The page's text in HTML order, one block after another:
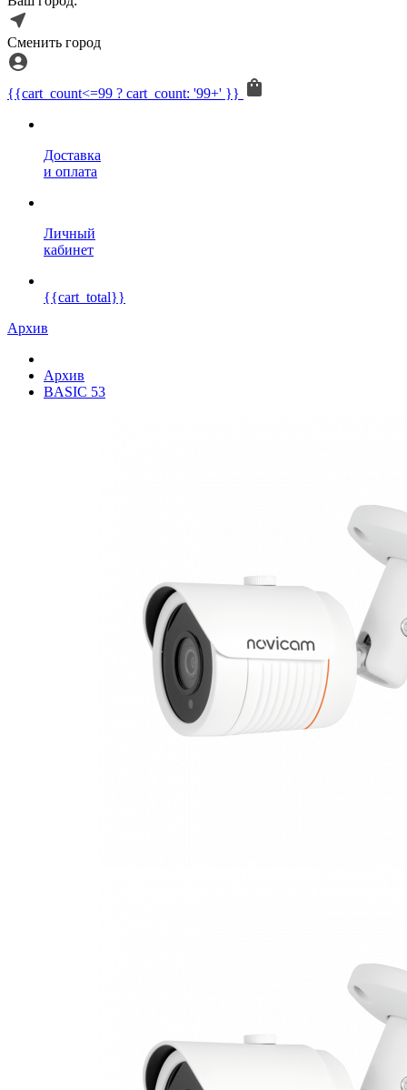
Сменить город
{{cart_count<=99 ? cart_count: '99+' }}
Доставка
и оплата
Личный
кабинет
{{cart_total}}
Архив
Архив
BASIC 53